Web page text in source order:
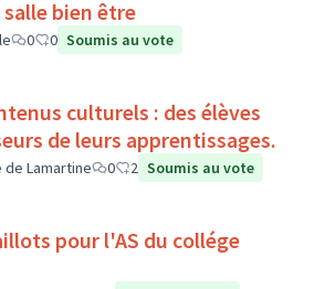
bien être
0 0 Soumis au vote
culturels : des élèves
de leurs apprentissages.
de Lamartine 0 2 Soumis au vote
pour l'AS du collége